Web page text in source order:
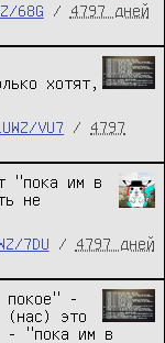
68G / 4797 дней
хотят,
VU7 / 4797
"пока им в
не
7DU / 4797 дней
покое" -
(нас) это
- "пока им в